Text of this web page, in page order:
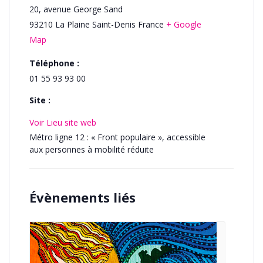
20, avenue George Sand
93210 La Plaine Saint-Denis France + Google
Map
Téléphone :
01 55 93 93 00
Site :
Voir Lieu site web
Métro ligne 12 : « Front populaire », accessible
aux personnes à mobilité réduite
Évènements liés